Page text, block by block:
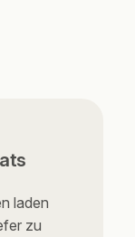
laden
zu